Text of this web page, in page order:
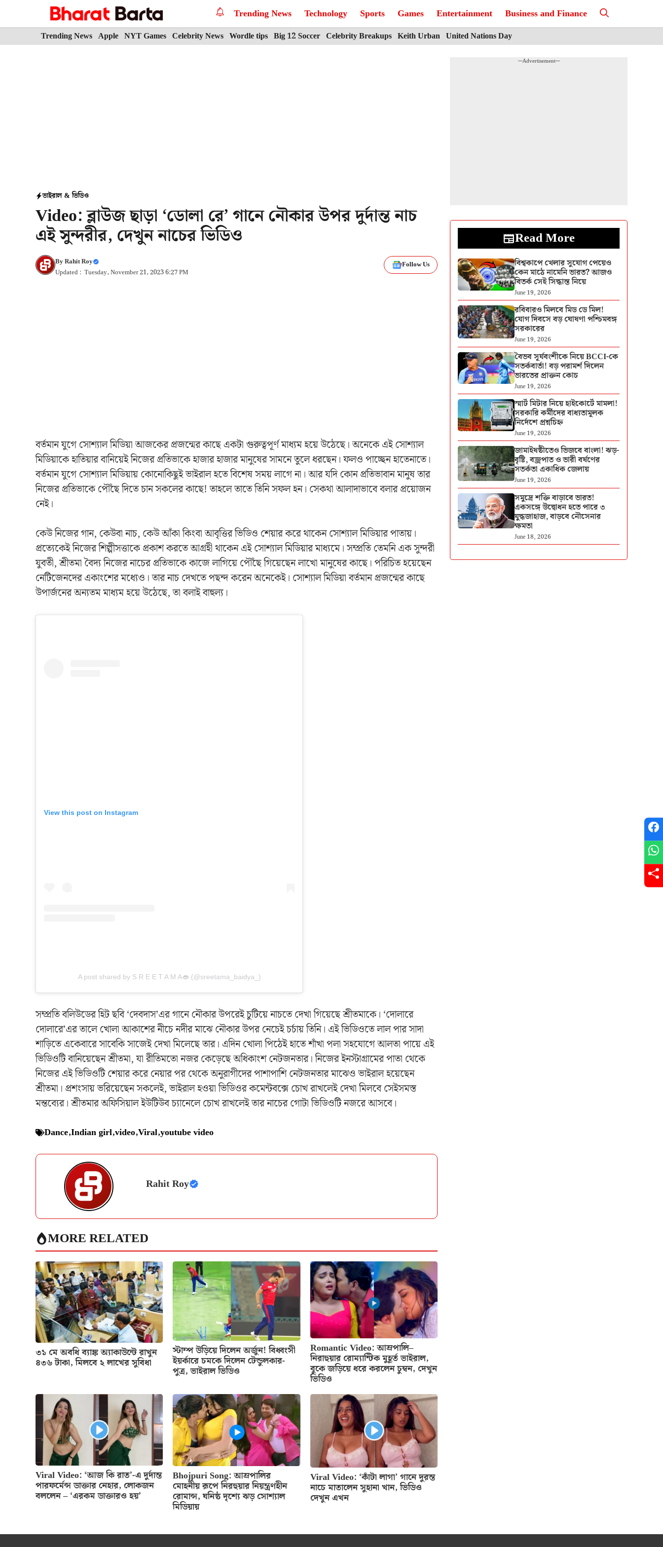
Trending News Technology Sports Games Entertainment Business and Finance
Trending News Apple NYT Games Celebrity News Wordle tips Big 12 Soccer Celebrity Breakups Keith Urban United Nations Day
ভাইরাল & ভিডিও
Video: ব্লাউজ ছাড়া ‘ডোলা রে’ গানে নৌকার উপর দুর্দান্ত নাচ
এই সুন্দরীর, দেখুন নাচের ভিডিও
ByRahit Roy
Updated : Tuesday, November 21, 2023 6:27 PM
Follow Us
বর্তমান যুগে সোশ্যাল মিডিয়া আজকের প্রজন্মের কাছে একটা গুরুত্বপূর্ণ মাধ্যম হয়ে উঠেছে। অনেকে এই সোশ্যাল
মিডিয়াকে হাতিয়ার বানিয়েই নিজের প্রতিভাকে হাজার হাজার মানুষের সামনে তুলে ধরছেন। ফলও পাচ্ছেন হাতেনাতে।
বর্তমান যুগে সোশ্যাল মিডিয়ায় কোনোকিছুই ভাইরাল হতে বিশেষ সময় লাগে না। আর যদি কোন প্রতিভাবান মানুষ তার
নিজের প্রতিভাকে পৌঁছে দিতে চান সকলের কাছে! তাহলে তাতে তিনি সফল হন। সেকথা আলাদাভাবে বলার প্রয়োজন
নেই।
কেউ নিজের গান, কেউবা নাচ, কেউ আঁকা কিংবা আবৃত্তির ভিডিও শেয়ার করে থাকেন সোশ্যাল মিডিয়ার পাতায়।
প্রত্যেকেই নিজের শিল্পীসত্তাকে প্রকাশ করতে আগ্রহী থাকেন এই সোশ্যাল মিডিয়ার মাধ্যমে। সম্প্রতি তেমনি এক সুন্দরী
যুবতী, শ্রীতমা বৈদ্য নিজের নাচের প্রতিভাকে কাজে লাগিয়ে পৌঁছে গিয়েছেন লাখো মানুষের কাছে। পরিচিত হয়েছেন
নেটিজেনদের একাংশের মধ্যেও। তার নাচ দেখতে পছন্দ করেন অনেকেই। সোশ্যাল মিডিয়া বর্তমান প্রজন্মের কাছে
উপার্জনের অন্যতম মাধ্যম হয়ে উঠেছে, তা বলাই বাহুল্য।
View this post on Instagram
A post shared by S R E E T A M A👄 (@sreetama_baidya_)
সম্প্রতি বলিউডের হিট ছবি ‘দেবদাস’এর গানে নৌকার উপরেই চুটিয়ে নাচতে দেখা গিয়েছে শ্রীতমাকে। ‘দোলারে
দোলারে’এর তালে খোলা আকাশের নীচে নদীর মাঝে নৌকার উপর নেচেই চর্চায় তিনি। এই ভিডিওতে লাল পার সাদা
শাড়িতে একেবারে সাবেকি সাজেই দেখা মিলেছে তার। এদিন খোলা পিঠেই হাতে শাঁখা পলা সহযোগে আলতা পায়ে এই
ভিডিওটি বানিয়েছেন শ্রীতমা, যা রীতিমতো নজর কেড়েছে অধিকাংশ নেটজনতার। নিজের ইনস্টাগ্রামের পাতা থেকে
নিজের এই ভিডিওটি শেয়ার করে নেয়ার পর থেকে অনুরাগীদের পাশাপাশি নেটজনতার মাঝেও ভাইরাল হয়েছেন
শ্রীতমা। প্রশংসায় ভরিয়েছেন সকলেই, ভাইরাল হওয়া ভিডিওর কমেন্টবক্সে চোখ রাখলেই দেখা মিলবে সেইসমস্ত
মন্তব্যের। শ্রীতমার অফিসিয়াল ইউটিউব চ্যানেলে চোখ রাখলেই তার নাচের গোটা ভিডিওটি নজরে আসবে।
Dance,Indian girl,video,Viral,youtube video
Rahit Roy
MORE RELATED
৩১ মে অবধি ব্যাঙ্ক অ্যাকাউন্টে রাখুন
৪৩৬ টাকা, মিলবে ২ লাখের সুবিধা
স্টাম্প উড়িয়ে দিলেন অর্জুন! বিধ্বংসী
ইয়র্কারে চমকে দিলেন টেন্ডুলকার-
পুত্র, ভাইরাল ভিডিও
Romantic Video: আম্রপালি–
নিরাহুয়ার রোম্যান্টিক মুহূর্ত ভাইরাল,
বুকে জড়িয়ে ধরে করলেন চুম্বন, দেখুন
ভিডিও
Viral Video: ‘আজ কি রাত’-এ দুর্দান্ত
পারফর্মেন্স ডাক্তার নেহার, লোকজন
বললেন – ‘এরকম ডাক্তারও হয়’
Bhojpuri Song: আম্রপালির
মোহনীয় রূপে নিরহুয়ার নিয়ন্ত্রণহীন
রোমান্স, ঘনিষ্ঠ দৃশ্যে ঝড় সোশ্যাল
মিডিয়ায়
Viral Video: ‘কাঁটা লাগা’ গানে দুরন্ত
নাচে মাতালেন সুহানা খান, ভিডিও
দেখুন এখন
---Advertisement---
Read More
বিশ্বকাপে খেলার সুযোগ পেয়েও
কেন মাঠে নামেনি ভারত? আজও
বিতর্ক সেই সিদ্ধান্ত নিয়ে
June 19, 2026
রবিবারও মিলবে মিড ডে মিল!
যোগ দিবসে বড় ঘোষণা পশ্চিমবঙ্গ
সরকারের
June 19, 2026
বৈভব সূর্যবংশীকে নিয়ে BCCI-কে
সতর্কবার্তা! বড় পরামর্শ দিলেন
ভারতের প্রাক্তন কোচ
June 19, 2026
স্মার্ট মিটার নিয়ে হাইকোর্টে মামলা!
সরকারি কর্মীদের বাধ্যতামূলক
নির্দেশে প্রশ্নচিহ্ন
June 19, 2026
জামাইষষ্ঠীতেও ভিজবে বাংলা! ঝড়-
বৃষ্টি, বজ্রপাত ও ভারী বর্ষণের
সতর্কতা একাধিক জেলায়
June 19, 2026
সমুদ্রে শক্তি বাড়াবে ভারত!
একসঙ্গে উদ্বোধন হতে পারে ৩
যুদ্ধজাহাজ, বাড়বে নৌসেনার
ক্ষমতা
June 18, 2026